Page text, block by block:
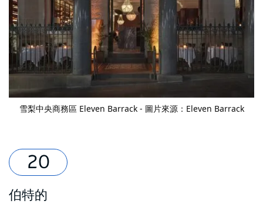
雪梨中央商務區 Eleven Barrack - 圖片來源：Eleven Barrack
伯特的